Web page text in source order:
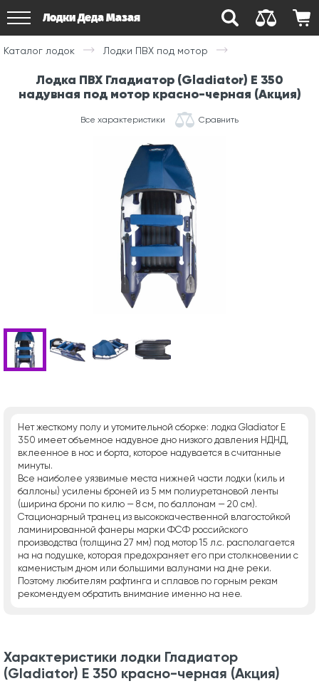
Лодки Деда Мазая
Каталог лодок Лодки ПВХ под мотор
Лодка ПВХ Гладиатор (Gladiator) E 350
надувная под мотор красно-черная (Акция)
Все характеристики Сравнить
Нет жесткому полу и утомительной сборке: лодка Gladiator E
350 имеет объемное надувное дно низкого давления НДНД,
вклеенное в нос и борта, которое надувается в считанные
минуты.
Все наиболее уязвимые места нижней части лодки (киль и
баллоны) усилены броней из 5 мм полиуретановой ленты
(ширина брони по килю — 8 см, по баллонам — 20 см).
Стационарный транец из высококачественной влагостойкой
ламинированной фанеры марки ФСФ российского
производства (толщина 27 мм) под мотор 15 л.с. располагается
на на подушке, которая предохраняет его при столкновении с
каменистым дном или большими валунами на дне реки.
Поэтому любителям рафтинга и сплавов по горным рекам
рекомендуем обратить внимание именно на нее.
Характеристики лодки Гладиатор
(Gladiator) E 350 красно-черная (Акция)